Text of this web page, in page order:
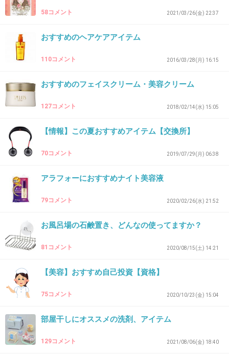
-1
33. 匿名
身体の芯から温まるしお肌すべすべになるし寝付きよくな
った
34. 匿名 2022/09/11(日) 23:19:00
ドモホルンリンクルのやつ。
湯船入ってる時にやってる。肌がもちもちす
る。放置時間は守ってね。
35. 匿名 2022/09/11(日) 23:20:28
>>27
いいですよね！
気持ち良いのはもちろんのこと、変な溝とか部
品の接合部分がないから、水がたまらないのほ
58コメント 2021/03/26(金) 22:37
おすすめのヘアケアアイテム
110コメント 2016/03/28(月) 16:15
おすすめのフェイスクリーム・美容クリーム
127コメント 2018/02/14(水) 15:05
【情報】この夏おすすめアイテム【交換所】
70コメント 2019/07/29(月) 06:38
アラフォーにおすすめナイト美容液
79コメント 2020/02/26(水) 21:52
お風呂場の石鹸置き、どんなの使ってますか？
81コメント 2020/08/15(土) 14:21
【美容】おすすめ自己投資【資格】
75コメント 2020/10/23(金) 15:04
部屋干しにオススメの洗剤、アイテム
129コメント 2021/08/06(金) 18:40